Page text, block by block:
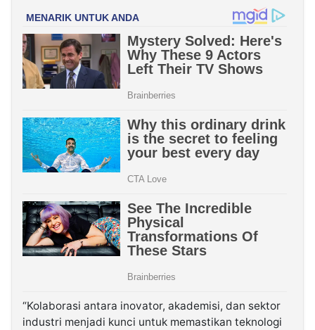
“Kolaborasi antara inovator, akademisi, dan sektor
industri menjadi kunci untuk memastikan teknologi